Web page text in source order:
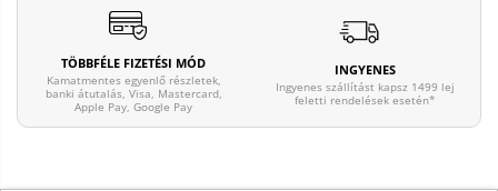
TÖBBFÉLE FIZETÉSI MÓD
Kamatmentes egyenlő részletek,
banki átutalás, Visa, Mastercard,
Apple Pay, Google Pay
INGYENES
Ingyenes szállítást kapsz 1499 lej
feletti rendelések esetén*